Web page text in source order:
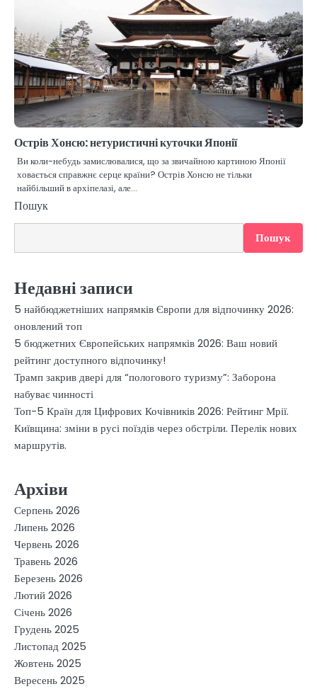
Острів Хонсю: нетуристичні куточки Японії
Ви коли-небудь замислювалися, що за звичайною картиною Японії
ховається справжнє серце країни? Острів Хонсю не тільки
найбільший в архіпелазі, але…
Пошук
Пошук
Недавні записи
5 найбюджетніших напрямків Європи для відпочинку 2026:
оновлений топ
5 бюджетних Європейських напрямків 2026: Ваш новий
рейтинг доступного відпочинку!
Трамп закрив двері для “пологового туризму”: Заборона
набуває чинності
Топ-5 Країн для Цифрових Кочівників 2026: Рейтинг Мрії.
Київщина: зміни в русі поїздів через обстріли. Перелік нових
маршрутів.
Архіви
Серпень 2026
Липень 2026
Червень 2026
Травень 2026
Березень 2026
Лютий 2026
Січень 2026
Грудень 2025
Листопад 2025
Жовтень 2025
Вересень 2025